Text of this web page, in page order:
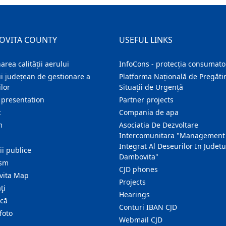
COUNTY
calității aerului
județean de gestionare a
publice
Map
USEFUL LINKS
InfoCons - protecția
Platforma Națională de
Situații de Urgență
Partner projects
Compania de apa
Asociatia De Dezvoltare
Intercomunitara "Management
Integrat Al Deseurilor In
Dambovita"
CJD phones
Projects
Hearings
Conturi IBAN CJD
Webmail CJD